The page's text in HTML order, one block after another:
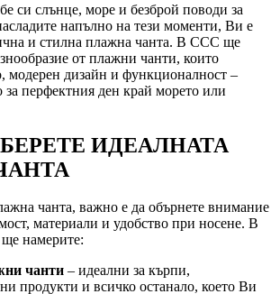
си слънце, море и безброй поводи за
напълно на тези моменти, Ви е
и стилна плажна чанта. В CCC ще
от плажни чанти, които
модерен дизайн и функционалност –
за перфектния ден край морето или
ИДЕАЛНАТА
чанта, важно е да обърнете внимание
материали и удобство при носене. В
намерите:
чанти – идеални за кърпи,
продукти и всичко останало, което Ви